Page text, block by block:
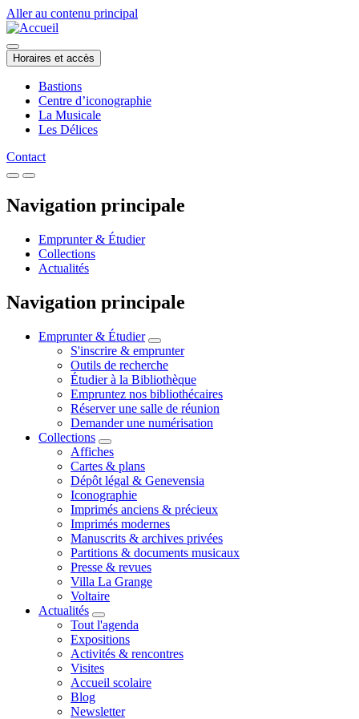
Aller au contenu principal
Horaires et accès
Bastions
Centre d’iconographie
La Musicale
Les Délices
Contact
Navigation principale
Emprunter & Étudier
Collections
Actualités
Navigation principale
Emprunter & Étudier
S'inscrire & emprunter
Outils de recherche
Étudier à la Bibliothèque
Empruntez nos bibliothécaires
Réserver une salle de réunion
Demander une numérisation
Collections
Affiches
Cartes & plans
Dépôt légal & Genevensia
Iconographie
Imprimés anciens & précieux
Imprimés modernes
Manuscrits & archives privées
Partitions & documents musicaux
Presse & revues
Villa La Grange
Voltaire
Actualités
Tout l'agenda
Expositions
Activités & rencontres
Visites
Accueil scolaire
Blog
Newsletter